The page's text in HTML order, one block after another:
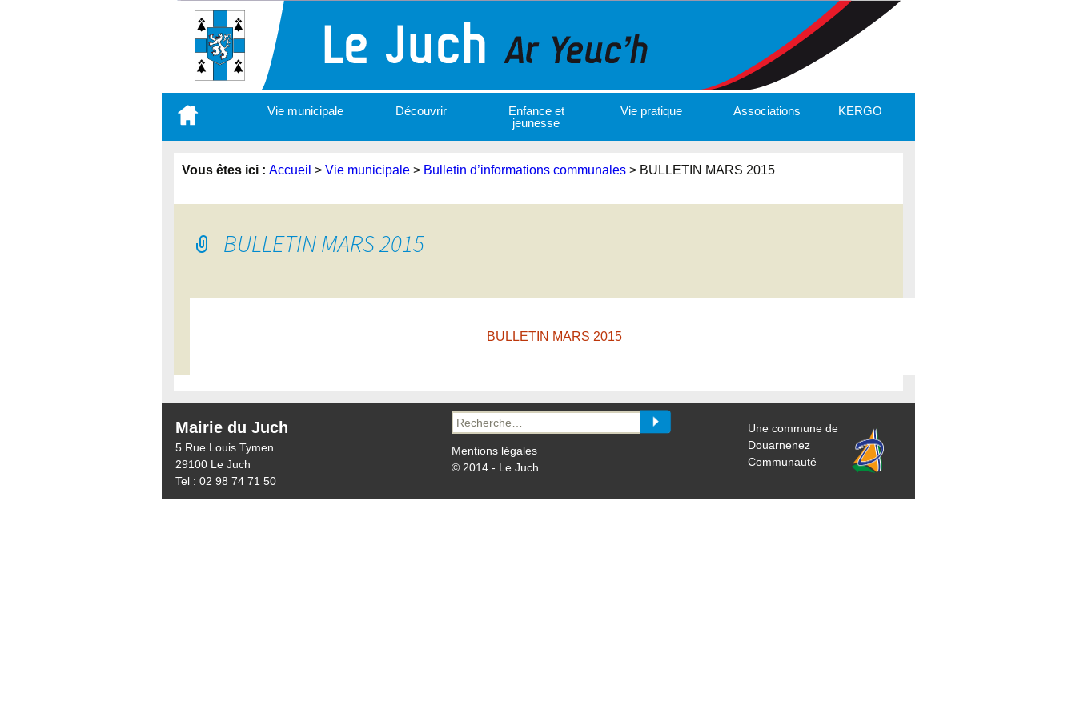
contenu
Vie municipale Découvrir
Enfance et
jeunesse
Vie pratique Associations KERGO
Vous êtes ici : Accueil > Vie municipale> Bulletin d’informations communales> BULLETIN MARS 2015
BULLETIN MARS 2015
BULLETIN MARS 2015
Mairie du Juch
5 Rue Louis Tymen
29100 Le Juch
Tel : 02 98 74 71 50
Recherche
pour :
Mentions légales
© 2014 - Le Juch
Une commune de
Douarnenez
Communauté